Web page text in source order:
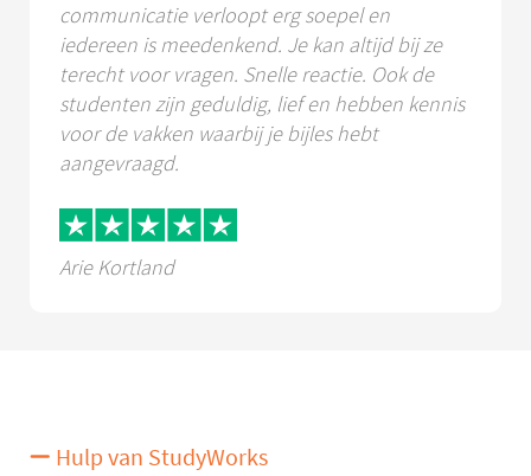
communicatie verloopt erg soepel en
iedereen is meedenkend. Je kan altijd bij ze
terecht voor vragen. Snelle reactie. Ook de
studenten zijn geduldig, lief en hebben kennis
voor de vakken waarbij je bijles hebt
aangevraagd.
Arie Kortland
Hulp van StudyWorks